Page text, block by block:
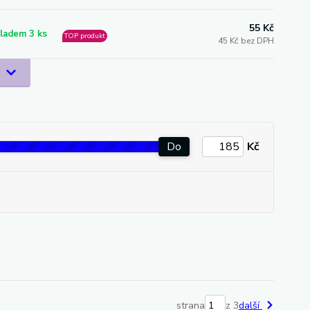
3 ks TOP produkt
55 Kč
45 Kč bez DPH
Do Kč
strana z 3další